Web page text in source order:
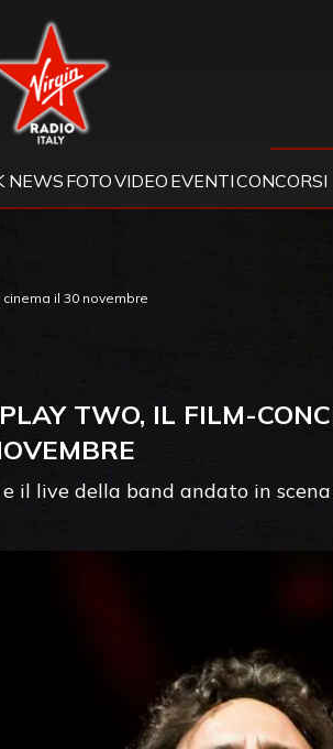
Virgin Radio
NEWS FOTOVIDEO EVENTICONCORSI
il 30 novembre
TWO, IL FILM-
il live della band andato in